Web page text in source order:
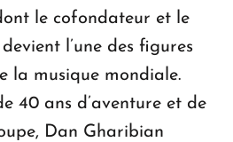
le cofondateur et le
l’une des figures
la musique mondiale.
40 ans d’aventure et de
Dan Gharibian